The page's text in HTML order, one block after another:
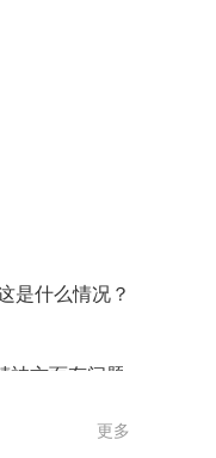
是什么情况？
神方面有问题
更多